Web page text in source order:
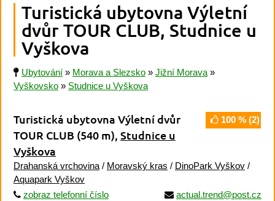
Turistická ubytovna Výletní
dvůr TOUR CLUB, Studnice u
Vyškova
Ubytování » Morava a Slezsko » Jižní Morava »
Vyškovsko » Studnice u Vyškova
100 % (2)
Turistická ubytovna Výletní dvůr
TOUR CLUB (540 m), Studnice u
Vyškova
Drahanská vrchovina / Moravský kras / DinoPark Vyškov /
Aquapark Vyškov
zobraz telefonní číslo
actual.trend@post.cz